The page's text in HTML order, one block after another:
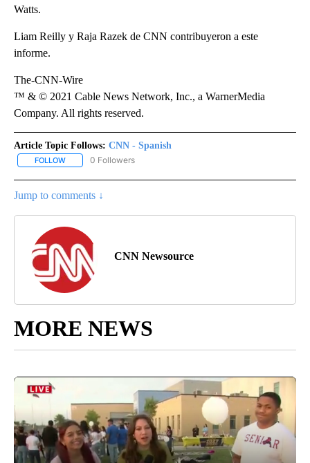
Watts.
Liam Reilly y Raja Razek de CNN contribuyeron a este
informe.
The-CNN-Wire
™ & © 2021 Cable News Network, Inc., a WarnerMedia
Company. All rights reserved.
Article Topic Follows: CNN - Spanish
FOLLOW FOLLOW "CNN - SPANISH" TO RECEIVE NOTIFICATIONS ABOUT
0 Followers
Jump to comments ↓
CNN Newsource
MORE NEWS